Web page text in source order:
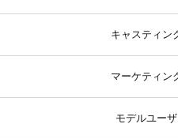
キャスティン
マーケティン
モデルユー